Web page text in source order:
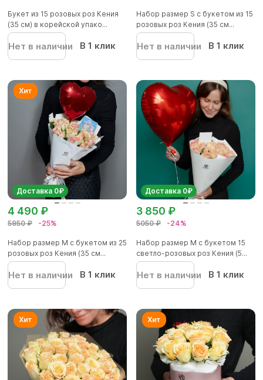
Букет из 15 розовых роз Кения
(35 см) в корейской упако...
Нет в наличии В 1 клик
Набор размер S с букетом из 15
розовых роз Кения (35 см...
Нет в наличии В 1 клик
Доставка 0₽
5950 ₽ -25%
4 490 ₽
Набор размер М с букетом из 25
розовых роз Кения (35 см...
Нет в наличии В 1 клик
Доставка 0₽
5050 ₽ -24%
3 850 ₽
Набор размер M с букетом 15
светло-розовых роз Кения (5...
Нет в наличии В 1 клик